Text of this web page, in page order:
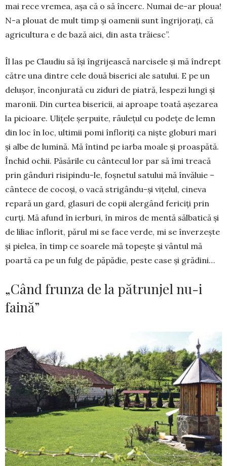
mai rece vremea, așa că o să încerc. Numai de-ar ploua!
N-a plouat de mult timp și oamenii sunt îngrijorați, că
agricultura e de bază aici, din asta trăiesc”.
Îl las pe Claudiu să își îngrijească narcisele și mă îndrept
către una dintre cele două biserici ale satului. E pe un
delușor, înconjurată cu ziduri de piatră, lespezi lungi și
maronii. Din curtea bisericii, ai aproape toată așezarea
la picioare. Ulițele șer­puite, râulețul cu podețe de lemn
din loc în loc, ultimii pomi înfloriți ca niște globuri mari
și albe de lumină. Mă întind pe iarba moale și proaspătă.
Închid ochii. Păsările cu cântecul lor par să îmi treacă
prin gânduri risipindu-le, foșnetul satului mă învăluie –
cântece de cocoși, o vacă strigându-și vițelul, cineva
repară un gard, glasuri de copii alergând fericiți prin
curți. Mă afund în ierburi, în miros de mentă sălbatică și
de liliac înflorit, părul mi se face verde, mi se înverzește
şi pielea, în timp ce soarele mă topește și vântul mă
poartă ca pe un fulg de păpădie, peste case și grădini…
„Când frunza de la pătrunjel nu-i
faină”